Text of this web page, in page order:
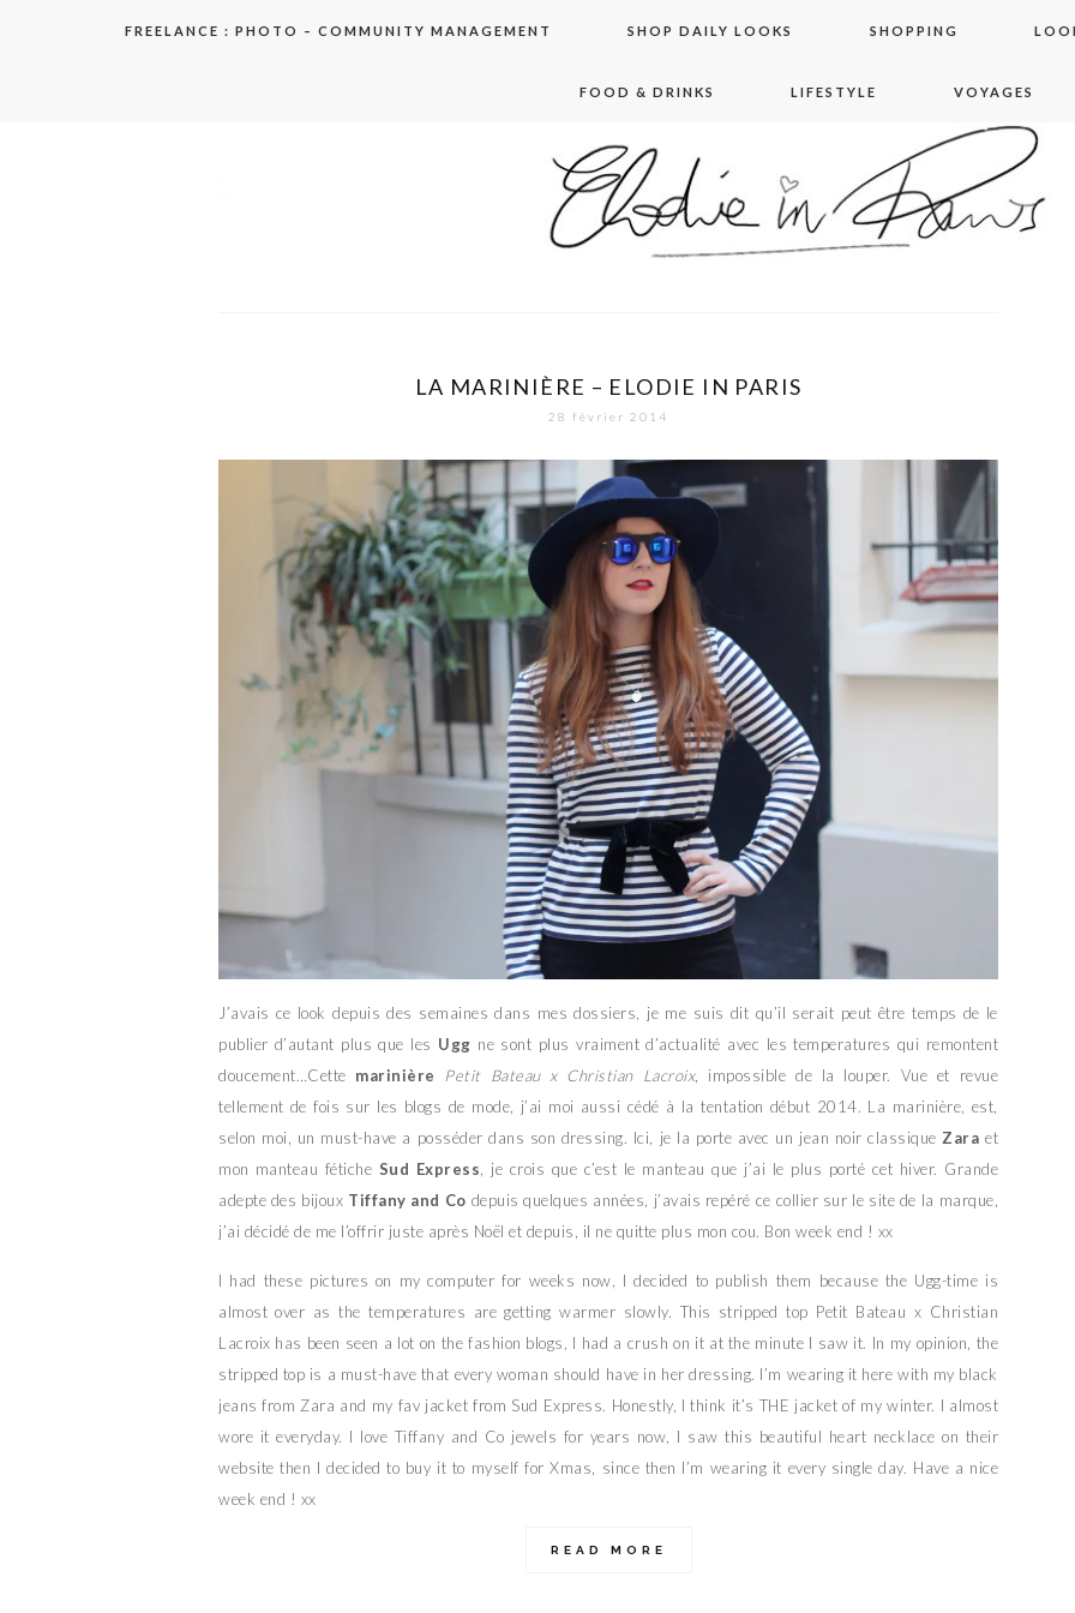
FREELANCE : PHOTO – COMMUNITY MANAGEMENT SHOP DAILY LOOKS SHOPPING
FOOD & DRINKS LIFESTYLE VOYAGES
elodie in paris
LA MARINIÈRE – ELODIE IN PARIS
28 février 2014
J’avais ce look depuis des semaines dans mes dossiers, je me suis dit qu’il serait peut être temps de le
publier d’autant plus que les Ugg ne sont plus vraiment d’actualité avec les temperatures qui remontent
doucement…Cette marinière Petit Bateau x Christian Lacroix, impossible de la louper. Vue et revue
tellement de fois sur les blogs de mode, j’ai moi aussi cédé à la tentation début 2014. La marinière, est,
selon moi, un must-have a posséder dans son dressing. Ici, je la porte avec un jean noir classique Zara et
mon manteau fétiche Sud Express , je crois que c’est le manteau que j’ai le plus porté cet hiver. Grande
adepte des bijoux Tiffany and Co depuis quelques années, j’avais repéré ce collier sur le site de la marque,
j’ai décidé de me l’offrir juste après Noël et depuis, il ne quitte plus mon cou. Bon week end ! xx
I had these pictures on my computer for weeks now, I decided to publish them because the Ugg-time is
almost over as the temperatures are getting warmer slowly. This stripped top Petit Bateau x Christian
Lacroix has been seen a lot on the fashion blogs, I had a crush on it at the minute I saw it. In my opinion, the
stripped top is a must-have that every woman should have in her dressing. I’m wearing it here with my black
jeans from Zara and my fav jacket from Sud Express. Honestly, I think it’s THE jacket of my winter. I almost
wore it everyday. I love Tiffany and Co jewels for years now, I saw this beautiful heart necklace on their
website then I decided to buy it to myself for Xmas, since then I’m wearing it every single day. Have a nice
week end ! xx
READ MORE